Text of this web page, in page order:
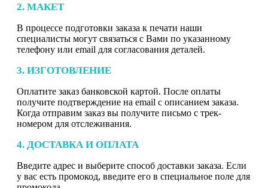
2. МАКЕТ
В процессе подготовки заказа к печати наши
специалисты могут связаться с Вами по указанному
телефону или email для согласования деталей.
3. ИЗГОТОВЛЕНИЕ
Оплатите заказ банковской картой. После оплаты
получите подтверждение на email с описанием заказа.
Когда отправим заказ вы получите письмо с трек-
номером для отслеживания.
4. ДОСТАВКА И ОПЛАТА
Введите адрес и выберите способ доставки заказа. Если
у вас есть промокод, введите его в специальное поле для